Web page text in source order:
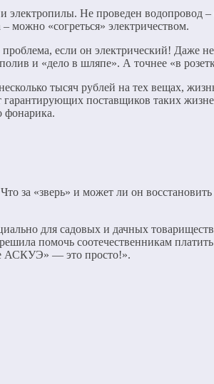
и электропилы. Не проведен водопровод
можно «согреться» электричеством.
проблема, если он электрический! Даже
и «дело в шляпе». А точнее «в
тысяч рублей на тех вещах,
гарантирующих поставщиков таких
фонарика.
за «зверь» и может ли он
для садовых и дачных
помочь соотечественникам платить
АСКУЭ» — это просто!».